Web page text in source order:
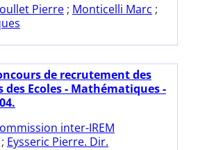
Pierre ; Monticelli Marc ;
de recrutement des
des Ecoles - Mathématiques -
inter-IREM
; Eysseric Pierre. Dir.